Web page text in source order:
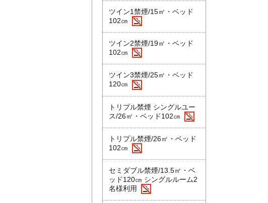
ツイン1禁煙/15㎡・ベッド
102㎝
ツイン2禁煙/19㎡・ベッド
102㎝
ツイン3禁煙/25㎡・ベッド
120㎝
トリプル禁煙 シングルユー
ス/26㎡・ベッド102㎝
トリプル禁煙/26㎡・ベッド
102㎝
セミダブル禁煙/13.5㎡・ベ
ッド120㎝ シングルルーム2
名様利用